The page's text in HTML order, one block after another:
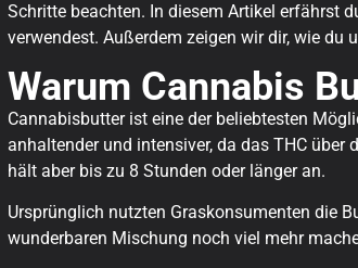
Schritte beachten. In diesem Artikel erfährst
verwendest. Außerdem zeigen wir dir, wie du
Warum Cannabis
Cannabisbutter ist eine der beliebtesten
anhaltender und intensiver, da das THC
hält aber bis zu 8 Stunden oder länger an.
Ursprünglich nutzten Graskonsumenten die
wunderbaren Mischung noch viel mehr